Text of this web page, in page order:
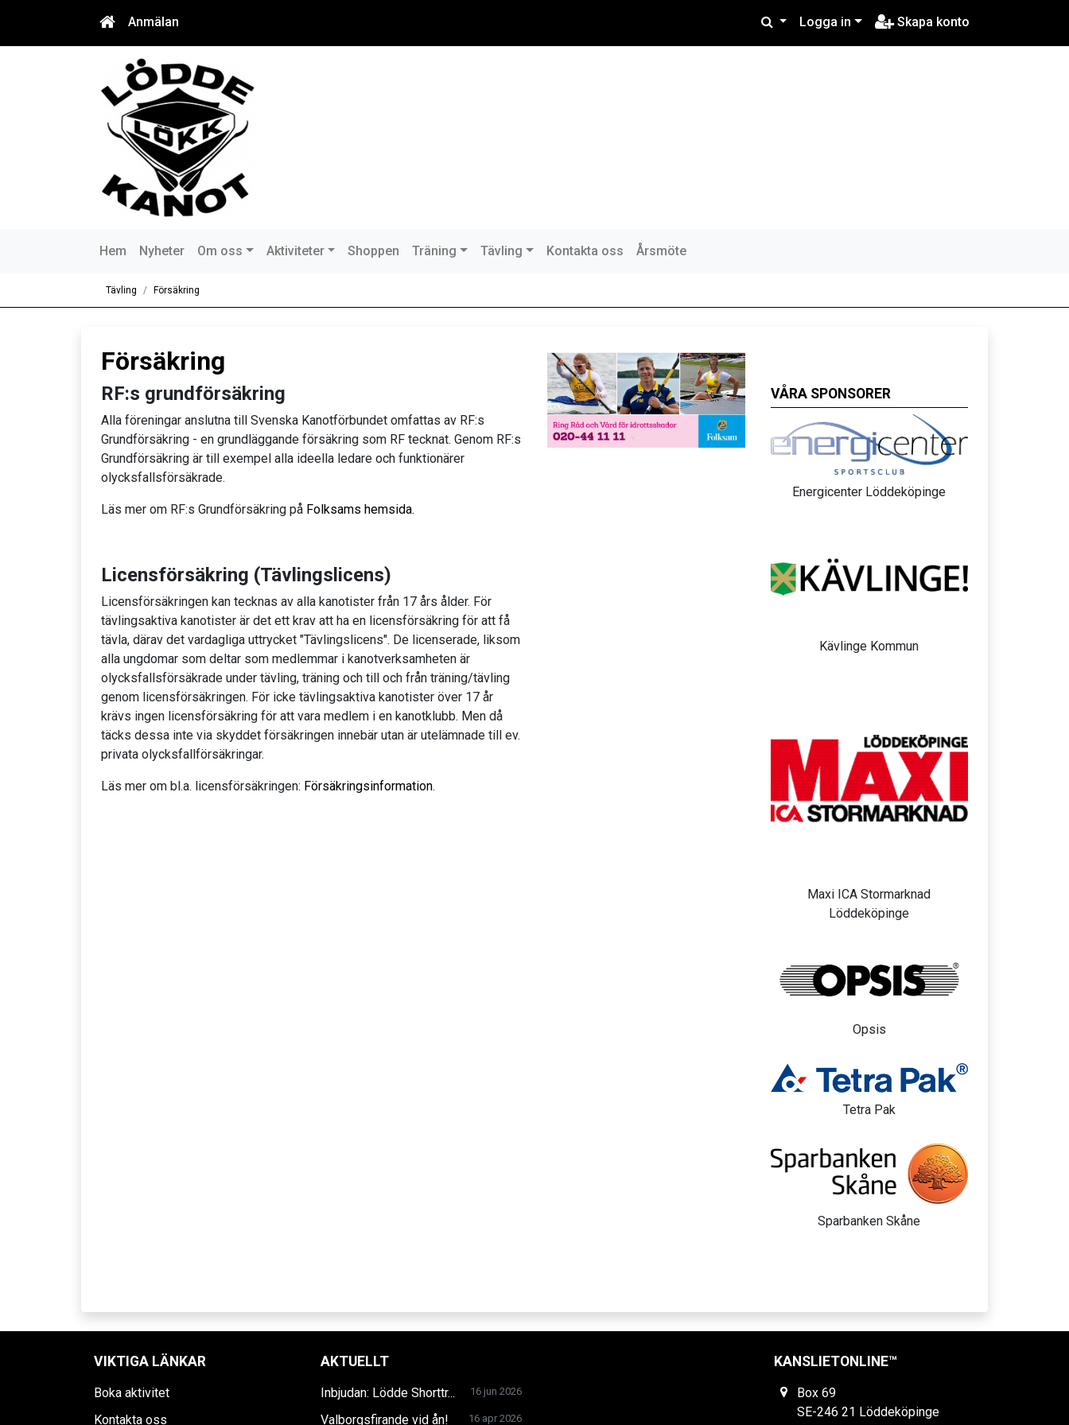
Anmälan Logga in Skapa konto
Hem Nyheter Om oss Aktiviteter Shoppen Träning Tävling Kontakta oss Årsmöte
Tävling Försäkring
Försäkring
RF:s grundförsäkring
Alla föreningar anslutna till Svenska Kanotförbundet omfattas av RF:s
Grundförsäkring - en grundläggande försäkring som RF tecknat. Genom RF:s
Grundförsäkring är till exempel alla ideella ledare och funktionärer
olycksfallsförsäkrade.
Läs mer om RF:s Grundförsäkring på Folksams hemsida.
Licensförsäkring (Tävlingslicens)
Licensförsäkringen kan tecknas av alla kanotister från 17 års ålder. För
tävlingsaktiva kanotister är det ett krav att ha en licensförsäkring för att få
tävla, därav det vardagliga uttrycket "Tävlingslicens". De licenserade, liksom
alla ungdomar som deltar som medlemmar i kanotverksamheten är
olycksfallsförsäkrade under tävling, träning och till och från träning/tävling
genom licensförsäkringen. För icke tävlingsaktiva kanotister över 17 år
krävs ingen licensförsäkring för att vara medlem i en kanotklubb. Men då
täcks dessa inte via skyddet försäkringen innebär utan är utelämnade till ev.
privata olycksfallförsäkringar.
Läs mer om bl.a. licensförsäkringen: Försäkringsinformation.
VÅRA SPONSORER
Energicenter Löddeköpinge
Kävlinge Kommun
Maxi ICA Stormarknad
Löddeköpinge
Opsis
Tetra Pak
Sparbanken Skåne
VIKTIGA LÄNKAR
Boka aktivitet
Kontakta oss
AKTUELLT
Inbjudan: Lödde Shorttr... 16 jun 2026
Valborgsfirande vid ån! 16 apr 2026
KANSLIETONLINE™
Box 69
SE-246 21 Löddeköpinge